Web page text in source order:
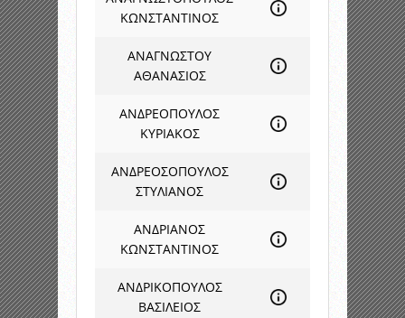
ΚΩΝΣΤΑΝΤΙΝΟΣ
ΑΝΑΓΝΩΣΤΟΥ
ΑΘΑΝΑΣΙΟΣ
ΑΝΔΡΕΟΠΟΥΛΟΣ
ΚΥΡΙΑΚΟΣ
ΑΝΔΡΕΟΣΟΠΟΥΛΟΣ
ΣΤΥΛΙΑΝΟΣ
ΑΝΔΡΙΑΝΟΣ
ΚΩΝΣΤΑΝΤΙΝΟΣ
ΑΝΔΡΙΚΟΠΟΥΛΟΣ
ΒΑΣΙΛΕΙΟΣ